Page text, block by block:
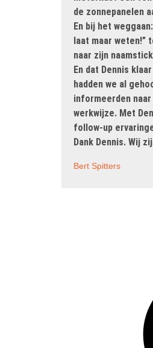
de zonnepanelen
En bij het
laat maar weten!”
naar zijn
En dat Dennis
hadden we al
informeerden naar
werkwijze. Met
follow-up
Dank Dennis. Wij
Bert Spitters